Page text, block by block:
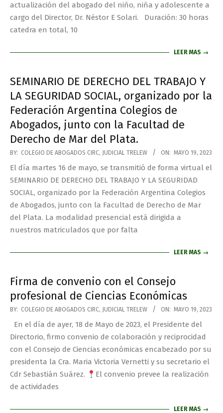
actualización del abogado del niño, niña y adolescente a
cargo del Director, Dr. Néstor E Solari. Duración: 30 horas
catedra en total, 10
LEER MAS →
SEMINARIO DE DERECHO DEL TRABAJO Y
LA SEGURIDAD SOCIAL, organizado por la
Federación Argentina Colegios de
Abogados, junto con la Facultad de
Derecho de Mar del Plata.
BY: COLEGIO DE ABOGADOS CIRC, JUDICIAL TRELEW ON: MAYO 19, 2023
El día martes 16 de mayo, se transmitió de forma virtual el
SEMINARIO DE DERECHO DEL TRABAJO Y LA SEGURIDAD
SOCIAL, organizado por la Federación Argentina Colegios
de Abogados, junto con la Facultad de Derecho de Mar
del Plata. La modalidad presencial está dirigida a
nuestros matriculados que por falta
LEER MAS →
Firma de convenio con el Consejo
profesional de Ciencias Económicas
BY: COLEGIO DE ABOGADOS CIRC, JUDICIAL TRELEW ON: MAYO 19, 2023
En el día de ayer, 18 de Mayo de 2023, el Presidente del
Directorio, firmo convenio de colaboración y reciprocidad
con el Consejo de Ciencias económicas encabezado por su
presidenta la Cra. Maria Victoria Vernetti y su secretario el
Cdr Sebastián Suárez.
El convenio prevee la realización
de actividades
LEER MAS →